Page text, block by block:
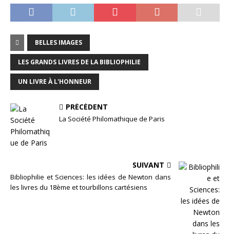
BELLES IMAGES
LES GRANDS LIVRES DE LA BIBLIOPHILIE
UN LIVRE À L'HONNEUR
PRÉCÉDENT
La Société Philomathique de Paris
SUIVANT
Bibliophilie et Sciences: les idées de Newton dans
les livres du 18ème et tourbillons cartésiens